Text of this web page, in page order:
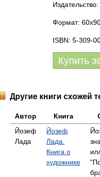
Формат:
ISBN: 5-309-
Купить
Другие книги схожей
Автор Книга
Йозеф
Лада
Йозеф
Лада.
Книга о
художнике